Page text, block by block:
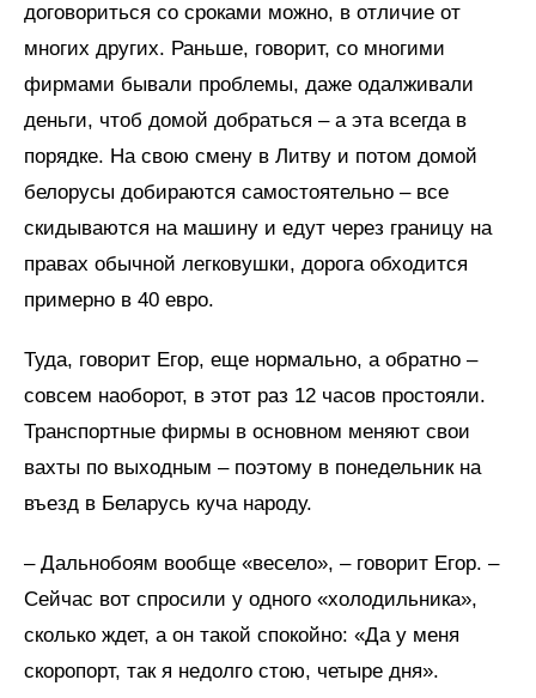
договориться со сроками можно, в отличие от
многих других. Раньше, говорит, со многими
фирмами бывали проблемы, даже одалживали
деньги, чтоб домой добраться – а эта всегда в
порядке. На свою смену в Литву и потом домой
белорусы добираются самостоятельно – все
скидываются на машину и едут через границу на
правах обычной легковушки, дорога обходится
примерно в 40 евро.
Туда, говорит Егор, еще нормально, а обратно –
совсем наоборот, в этот раз 12 часов простояли.
Транспортные фирмы в основном меняют свои
вахты по выходным – поэтому в понедельник на
въезд в Беларусь куча народу.
– Дальнобоям вообще «весело», – говорит Егор. –
Сейчас вот спросили у одного «холодильника»,
сколько ждет, а он такой спокойно: «Да у меня
скоропорт, так я недолго стою, четыре дня».